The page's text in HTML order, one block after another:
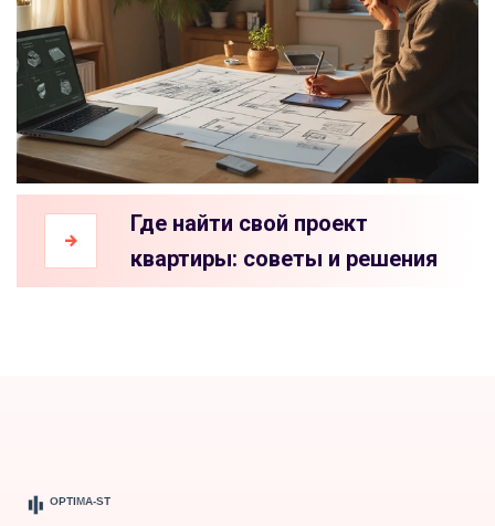
Где найти свой проект
квартиры: советы и решения